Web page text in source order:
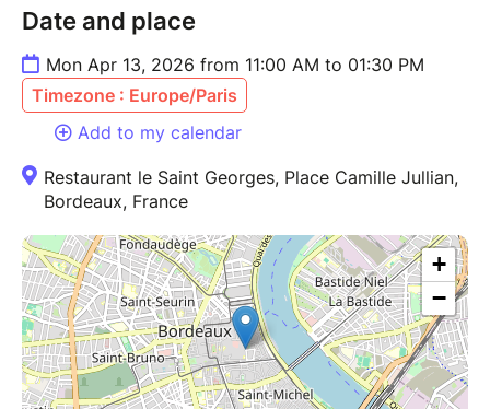
Date and place
Mon Apr 13, 2026 from 11:00 AM to 01:30 PM
Timezone : Europe/Paris
Add to my calendar
Restaurant le Saint Georges, Place Camille Jullian,
Bordeaux, France
+
−